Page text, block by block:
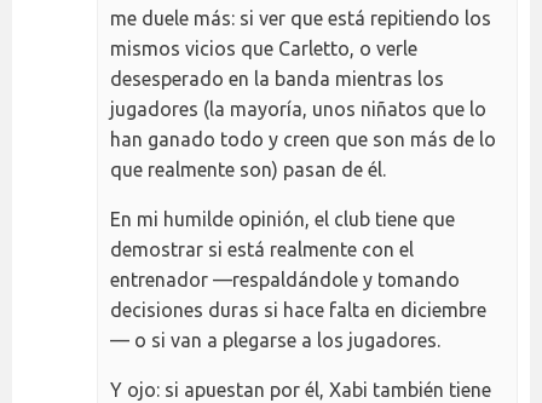
me duele más: si ver que está repitiendo los
mismos vicios que Carletto, o verle
desesperado en la banda mientras los
jugadores (la mayoría, unos niñatos que lo
han ganado todo y creen que son más de lo
que realmente son) pasan de él.
En mi humilde opinión, el club tiene que
demostrar si está realmente con el
entrenador —respaldándole y tomando
decisiones duras si hace falta en diciembre
— o si van a plegarse a los jugadores.
Y ojo: si apuestan por él, Xabi también tiene